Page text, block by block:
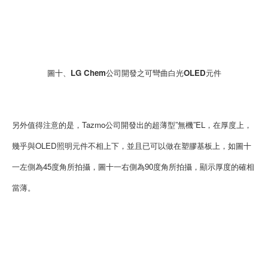
圖十、LG Chem公司開發之可彎曲白光OLED元件
另外值得注意的是，Tazmo公司開發出的超薄型”無機”EL，在厚度上，
幾乎與OLED照明元件不相上下，並且已可以做在塑膠基板上，如圖十
一左側為45度角所拍攝，圖十一右側為90度角所拍攝，顯示厚度的確相
當薄。